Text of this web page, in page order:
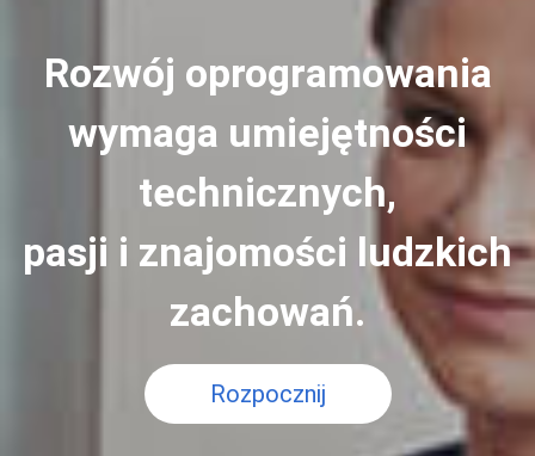
Rozwój oprogramowania
wymaga umiejętności
technicznych,
pasji i znajomości ludzkich
zachowań.
Rozpocznij